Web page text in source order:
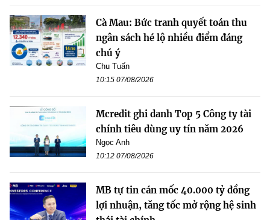
Cà Mau: Bức tranh quyết toán thu
ngân sách hé lộ nhiều điểm đáng
chú ý
Chu Tuấn
10:15 07/08/2026
Mcredit ghi danh Top 5 Công ty tài
chính tiêu dùng uy tín năm 2026
Ngọc Anh
10:12 07/08/2026
MB tự tin cán mốc 40.000 tỷ đồng
lợi nhuận, tăng tốc mở rộng hệ sinh